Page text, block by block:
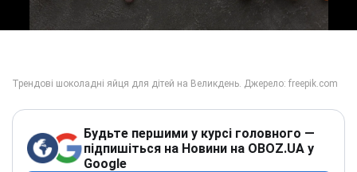
Будьте першими у курсі головного —
підпишіться на Новини на OBOZ.UA у
Google